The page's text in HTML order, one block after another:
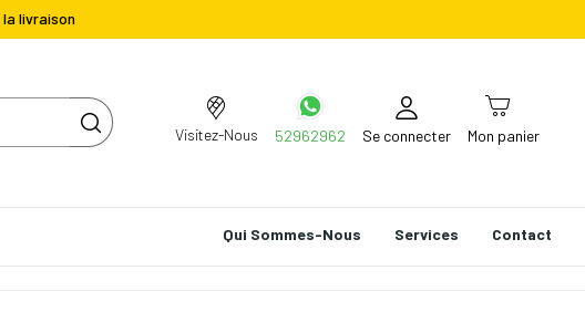
livraison
Visitez-Nous 52962962 Se connecter Mon panier
Qui Sommes-Nous Services Contact